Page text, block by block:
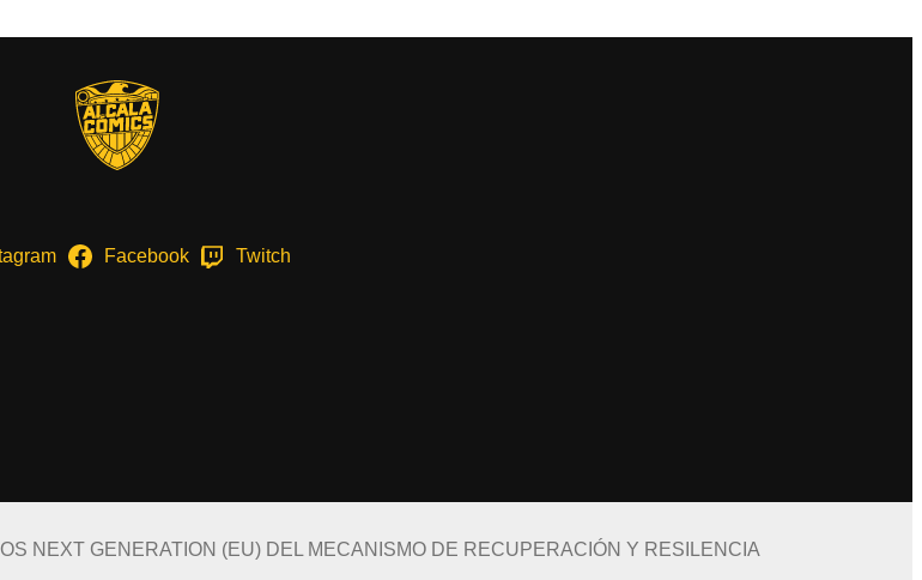
Facebook Twitch
NEXT GENERATION (EU) DEL MECANISMO DE RECUPERACIÓN Y RESILENCIA